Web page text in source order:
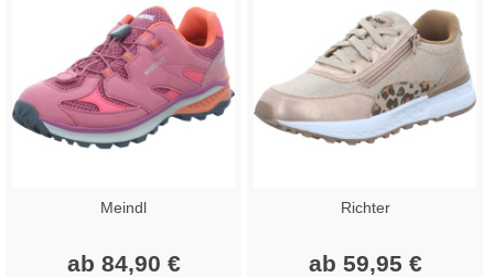
Meindl
ab 84,90 €
Richter
ab 59,95 €